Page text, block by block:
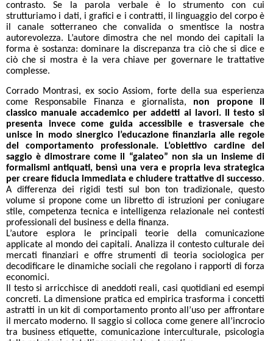
contrasto. Se la parola verbale è lo strumento con cui
strutturiamo i dati, i grafici e i contratti, il linguaggio del corpo è
il canale sotterraneo che convalida o smentisce la nostra
autorevolezza. L’autore dimostra che nel mondo dei capitali la
forma è sostanza: dominare la discrepanza tra ciò che si dice e
ciò che si mostra è la vera chiave per governare le trattative
complesse.
Corrado Montrasi, ex socio Assiom, forte della sua esperienza
come Responsabile Finanza e giornalista, non propone il
classico manuale accademico per addetti ai lavori. Il testo si
presenta invece come guida accessibile e trasversale che
unisce in modo sinergico l’educazione finanziaria alle regole
del comportamento professionale. L’obiettivo cardine del
saggio è dimostrare come il “galateo” non sia un insieme di
formalismi antiquati, bensì una vera e propria leva strategica
per creare fiducia immediata e chiudere trattative di successo.
A differenza dei rigidi testi sul bon ton tradizionale, questo
volume si propone come un libretto di istruzioni per coniugare
stile, competenza tecnica e intelligenza relazionale nei contesti
professionali del business e della finanza.
L’autore esplora le principali teorie della comunicazione
applicate al mondo dei capitali. Analizza il contesto culturale dei
mercati finanziari e offre strumenti di teoria sociologica per
decodificare le dinamiche sociali che regolano i rapporti di forza
economici.
Il testo si arricchisce di aneddoti reali, casi quotidiani ed esempi
concreti. La dimensione pratica ed empirica trasforma i concetti
astratti in un kit di comportamento pronto all’uso per affrontare
il mercato moderno. Il saggio si colloca come genere all’incrocio
tra business etiquette, comunicazione interculturale, psicologia